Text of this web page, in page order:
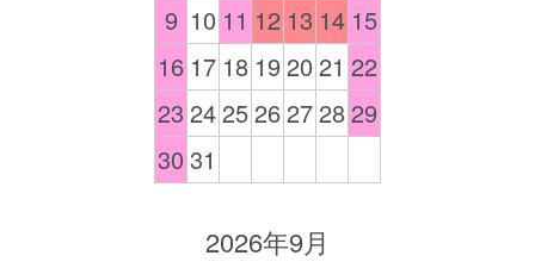
9 10 11 12 13 14 15
16 17 18 19 20 21 22
23 24 25 26 27 28 29
30 31
2026年9月